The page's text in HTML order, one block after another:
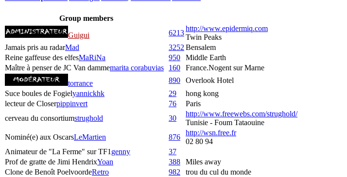
Group members
Guigui 6213
http://www.epidermiq.com
Twin Peaks
Jamais pris au radarMad 3252 Bensalem
Reine gaffeuse des elfesMaRiNa 950 Middle Earth
Maître à penser de JC Van dammemarita corabuvias 160 France.Nogent sur Marne
torrance
890 Overlook Hotel
Suce boules de Fogielyannickhk 29 hong kong
lecteur de Closerpippinvert 76 Paris
cerveau du consortiumstrughold 30
http://www.freewebs.com/strughold/
Tunisie - Foum Tataouine
Nominé(e) aux OscarsLeMartien 876
http://wsn.free.fr
02 80 94
Animateur de "La Ferme" sur TF1 genny 37
Prof de gratte de Jimi HendrixYoan 388 Miles away
Clone de Benoît PoelvoordeRetro 982 trou du cul du monde